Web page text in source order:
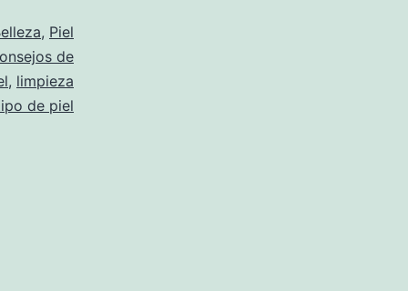
, Piel
de
, limpieza
de piel